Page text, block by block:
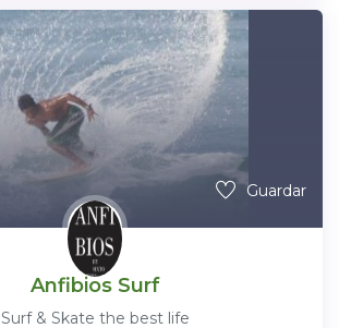
Guardar
Anfibios Surf
Surf & Skate the best life